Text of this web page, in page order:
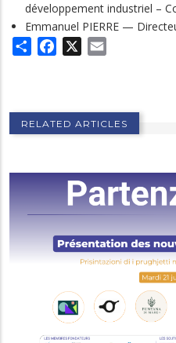
développement industriel –
Emmanuel PIERRE —
Share Facebook
RELATED ARTICLES